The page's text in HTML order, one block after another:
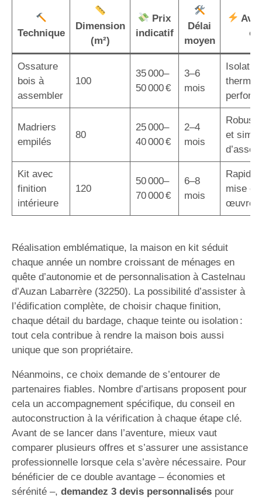
Technique
Dimension
(m²)
Prix
indicatif
Délai
moyen
clé
Ossature
bois à
assembler
100
35 000–
50 000 €
3–6
mois
Isolation
Madriers
empilés
80
25 000–
40 000 €
2–4
mois
et
Kit avec
finition
intérieure
120
50 000–
70 000 €
6–8
mois
mise en
œuvre
Réalisation emblématique, la maison en kit séduit
chaque année un nombre croissant de ménages en
quête d’autonomie et de personnalisation à Castelnau
d’Auzan Labarrère (32250). La possibilité d’assister à
l’édification complète, de choisir chaque finition,
chaque détail du bardage, chaque teinte ou isolation :
tout cela contribue à rendre la maison bois aussi
unique que son propriétaire.
Néanmoins, ce choix demande de s’entourer de
partenaires fiables. Nombre d’artisans proposent pour
cela un accompagnement spécifique, du conseil en
autoconstruction à la vérification à chaque étape clé.
Avant de se lancer dans l’aventure, mieux vaut
comparer plusieurs offres et s’assurer une assistance
professionnelle lorsque cela s’avère nécessaire. Pour
bénéficier de ce double avantage – économies et
sérénité –, demandez 3 devis personnalisés pour